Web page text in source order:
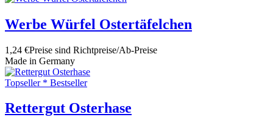
Werbe Würfel Ostertäfelchen
1,24 €Preise sind Richtpreise/Ab-Preise
Made in Germany
Topseller * Bestseller
Rettergut Osterhase